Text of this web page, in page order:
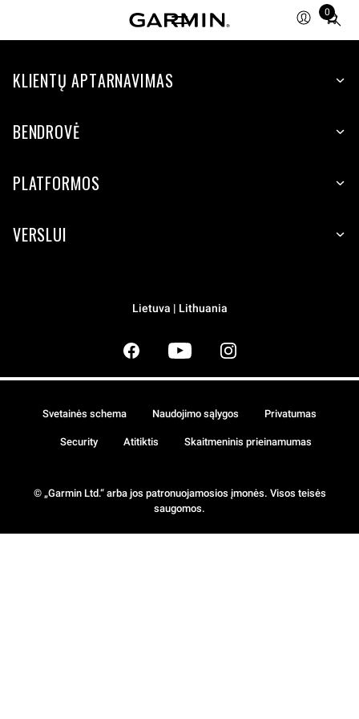
0
Total
items
cart:
KLIENTŲ APTARNAVIMAS
BENDROVĖ
PLATFORMOS
VERSLUI
Lietuva | Lithuania
© „Garmin Ltd.“ arba jos patronuojamosios įmonės. Visos teisės
saugomos.
Svetainės schema Naudojimo sąlygos Privatumas
Security Atitiktis Skaitmeninis prieinamumas